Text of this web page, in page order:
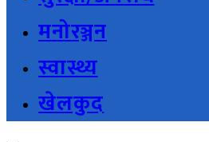
मनोरञ्जन
स्वास्थ्य
खेलकुद